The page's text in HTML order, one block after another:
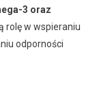
3 oraz
rolę w wspieraniu
odporności